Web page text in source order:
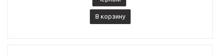
В корзину